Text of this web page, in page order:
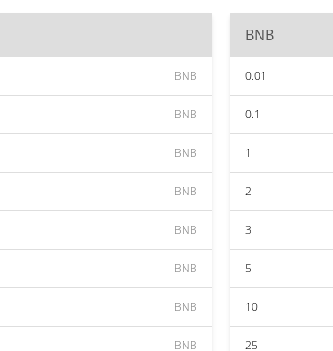
BNB
BNB
BNB
BNB
BNB
BNB
BNB
BNB
BNB
0.01
0.1
1
2
3
5
10
25